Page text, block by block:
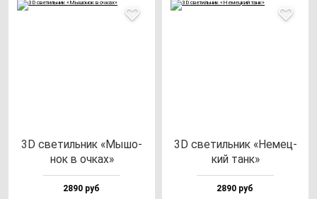
3D све­тиль­ник «Мышо­
нок в оч­ках»
2890 руб
3D све­тиль­ник «Немец­
кий танк»
2890 руб